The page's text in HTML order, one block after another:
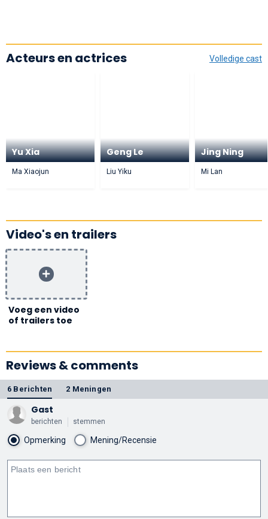
Volledige cast
Acteurs en actrices
Yu Xia
Ma Xiaojun
Geng Le
Liu Yiku
Jing Ning
Mi Lan
Video's en trailers
Voeg een video
of trailers toe
Reviews & comments
6 Berichten 2 Meningen
Gast
berichten stemmen
Opmerking Mening/Recensie